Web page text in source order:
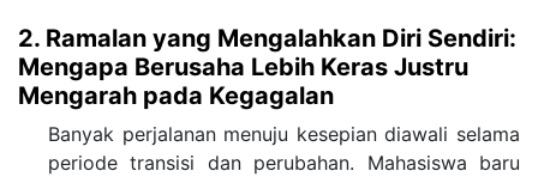
2. Ramalan yang Mengalahkan Diri Sendiri:
Mengapa Berusaha Lebih Keras Justru
Mengarah pada Kegagalan
Banyak perjalanan menuju kesepian diawali selama
periode transisi dan perubahan. Mahasiswa baru